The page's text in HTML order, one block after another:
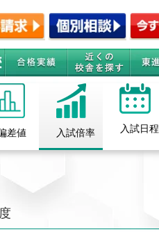
差値 入試倍率 入試日程